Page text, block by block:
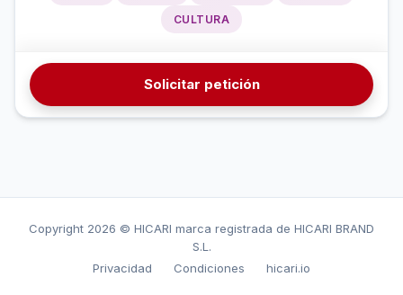
CULTURA
Solicitar petición
Copyright 2026 © HICARI marca registrada de HICARI BRAND
S.L.
Privacidad
Condiciones hicari.io